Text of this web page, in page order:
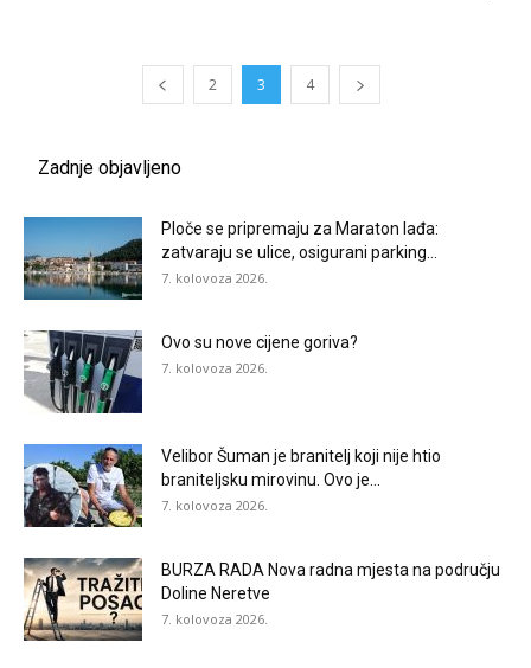
2 3 4
Zadnje objavljeno
Ploče se pripremaju za Maraton lađa:
zatvaraju se ulice, osigurani parking...
7. kolovoza 2026.
Ovo su nove cijene goriva?
7. kolovoza 2026.
Velibor Šuman je branitelj koji nije htio
braniteljsku mirovinu. Ovo je...
7. kolovoza 2026.
BURZA RADA Nova radna mjesta na području
Doline Neretve
7. kolovoza 2026.